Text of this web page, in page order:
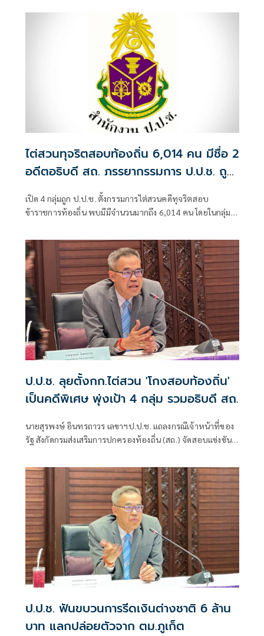
รจนา กัลป์ตินันท์ เมื่อครั้งดำรงตำแหน่งนายกเทศมนตรีนคร
อุบลราชธานี จังหวัดอุบลราชธานี
ไต่สวนทุจริตสอบท้องถิ่น 6,014 คน มีชื่อ 2
อดีตอธิบดี สถ. ภรรยากรรมการ ป.ป.ช. ถูก
เปิด 4 กลุ่มถูก ป.ป.ช. ตั้งกรรมการไต่สวนคดีทุจริตสอบ
ข้าราชการท้องถิ่น พบมีมีจำนวนมากถึง 6,014 คน โดยในกลุ่มผู้
อธิบดีคือ 1.ร.ต.ท.ภพชนก ชลานุเคราะห์ ที่ดำรงตำแหน่งอธิบดี
กรมส่งเสริมการปกครองท้องถิ่น วันที่ 29 ก.ค.-11 พ.ย. 2568
ป.ป.ช. ลุยตั้งกก.ไต่สวน 'โกงสอบท้องถิ่น'
เป็นคดีพิเศษ พุ่งเป้า 4 กลุ่ม รวมอธิบดี สถ.
นายสุรพงษ์ อินทรถาวร เลขาฯป.ป.ช. แถลงกรณีเจ้าหน้าที่ของ
รัฐ สังกัดกรมส่งเสริมการปกครองท้องถิ่น (สถ.) จัดสอบแข่งขัน
2568 โดยแก้ไขคะแนนสอบและเรียกรับเงินจากผู้สมัครสอบ
เพื่อช่วยเหลือใ
ป.ป.ช. ฟันขบวนการรีดเงินต่างชาติ 6 ล้าน
บาท แลกปล่อยตัวจาก ตม.ภูเก็ต